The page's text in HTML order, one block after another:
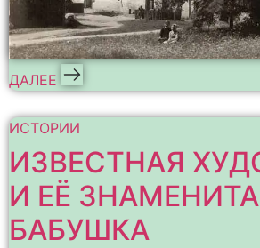
ДАЛЕЕ
ИСТОРИИ
ИЗВЕСТНАЯ
И ЕЁ
БАБУШКА